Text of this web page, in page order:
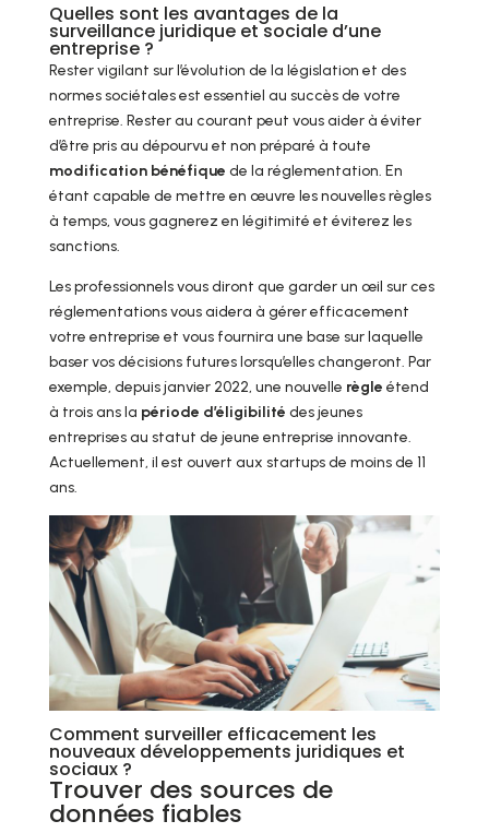
Quelles sont les avantages de la
surveillance juridique et sociale d’une
entreprise ?
Rester vigilant sur l’évolution de la législation et des
normes sociétales est essentiel au succès de votre
entreprise. Rester au courant peut vous aider à éviter
d’être pris au dépourvu et non préparé à toute
modification bénéfique de la réglementation. En
étant capable de mettre en œuvre les nouvelles règles
à temps, vous gagnerez en légitimité et éviterez les
sanctions.
Les professionnels vous diront que garder un œil sur ces
réglementations vous aidera à gérer efficacement
votre entreprise et vous fournira une base sur laquelle
baser vos décisions futures lorsqu’elles changeront. Par
exemple, depuis janvier 2022, une nouvelle règle étend
à trois ans la période d’éligibilité des jeunes
entreprises au statut de jeune entreprise innovante.
Actuellement, il est ouvert aux startups de moins de 11
ans.
Comment surveiller efficacement les
nouveaux développements juridiques et
sociaux ?
Trouver des sources de
données fiables